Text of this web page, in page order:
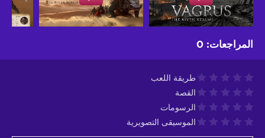
المراجعات:
0
طريقة اللعب
القصة
الرسومات
الموسيقى التصويرية